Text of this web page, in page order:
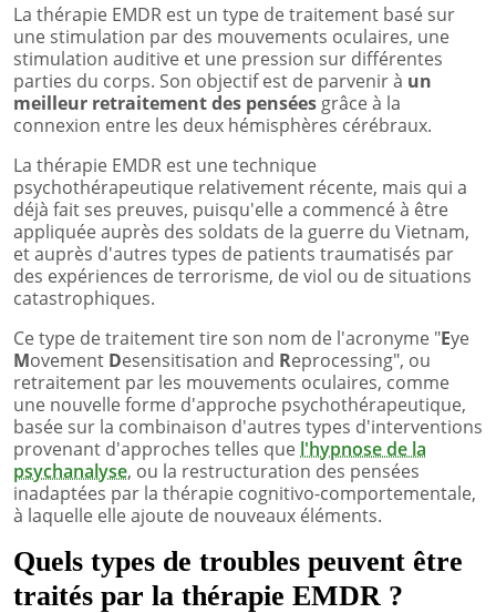
La thérapie EMDR est un type de traitement basé sur
une stimulation par des mouvements oculaires, une
stimulation auditive et une pression sur différentes
parties du corps. Son objectif est de parvenir à un
meilleur retraitement des pensées grâce à la
connexion entre les deux hémisphères cérébraux.
La thérapie EMDR est une technique
psychothérapeutique relativement récente, mais qui a
déjà fait ses preuves, puisqu'elle a commencé à être
appliquée auprès des soldats de la guerre du Vietnam,
et auprès d'autres types de patients traumatisés par
des expériences de terrorisme, de viol ou de situations
catastrophiques.
Ce type de traitement tire son nom de l'acronyme "Eye
Movement Desensitisation and Reprocessing", ou
retraitement par les mouvements oculaires, comme
une nouvelle forme d'approche psychothérapeutique,
basée sur la combinaison d'autres types d'interventions
provenant d'approches telles que l'hypnose de la
psychanalyse, ou la restructuration des pensées
inadaptées par la thérapie cognitivo-comportementale,
à laquelle elle ajoute de nouveaux éléments.
Quels types de troubles peuvent être
traités par la thérapie EMDR ?